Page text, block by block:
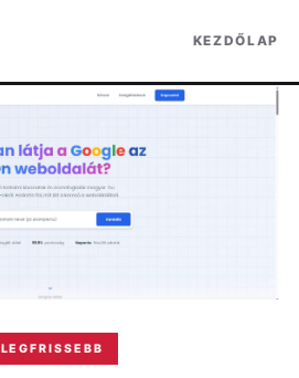
KEZDŐLAP
LEGFRISSEBB